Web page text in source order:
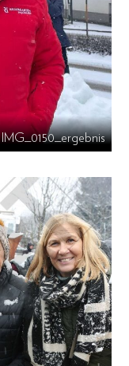
IMG_0150_ergebnis